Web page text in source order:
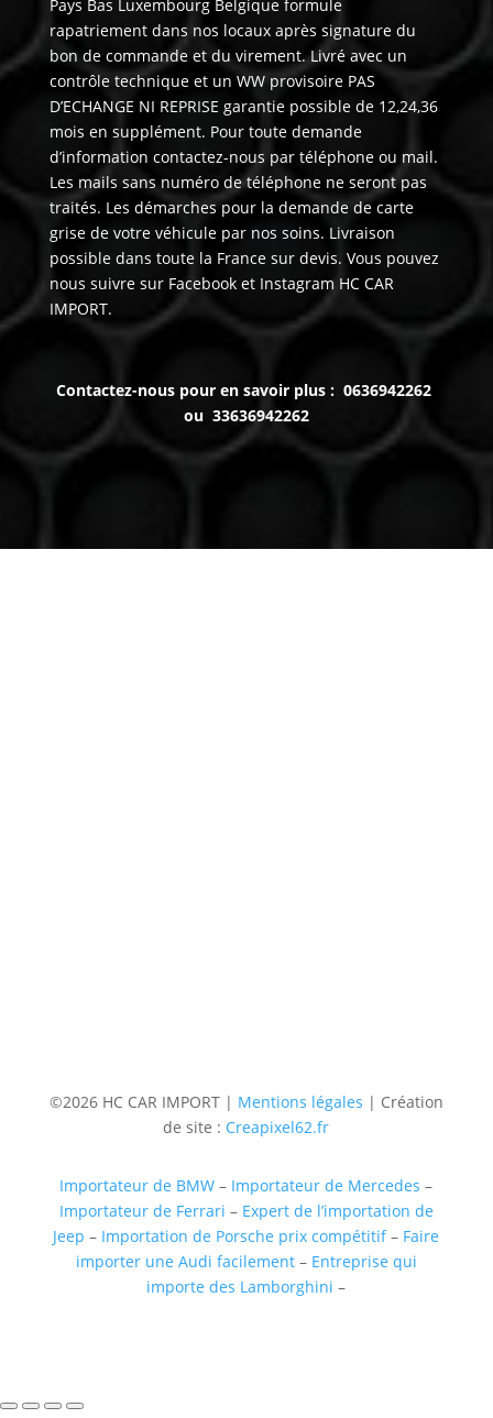
Pays Bas Luxembourg Belgique formule
rapatriement dans nos locaux après signature du
bon de commande et du virement. Livré avec un
contrôle technique et un WW provisoire PAS
D’ECHANGE NI REPRISE garantie possible de 12,24,36
mois en supplément. Pour toute demande
d’information contactez-nous par téléphone ou mail.
Les mails sans numéro de téléphone ne seront pas
traités. Les démarches pour la demande de carte
grise de votre véhicule par nos soins. Livraison
possible dans toute la France sur devis. Vous pouvez
nous suivre sur Facebook et Instagram HC CAR
IMPORT.
Contactez-nous pour en savoir plus : 0636942262
ou 33636942262
©2026 HC CAR IMPORT | Mentions légales | Création
de site : Creapixel62.fr
Importateur de BMW – Importateur de Mercedes –
Importateur de Ferrari – Expert de l’importation de
Jeep – Importation de Porsche prix compétitif– Faire
importer une Audi facilement– Entreprise qui
importe des Lamborghini –